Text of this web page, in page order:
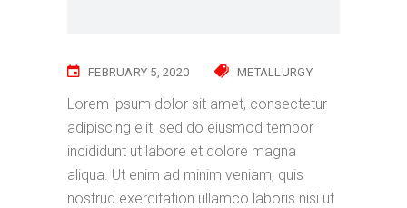
FEBRUARY 5, 2020 METALLURGY
Lorem ipsum dolor sit amet, consectetur
adipiscing elit, sed do eiusmod tempor
incididunt ut labore et dolore magna
aliqua. Ut enim ad minim veniam, quis
nostrud exercitation ullamco laboris nisi ut